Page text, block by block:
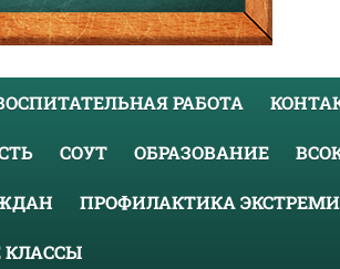
РАБОТА
СОУТ ОБРАЗОВАНИЕ
ПРОФИЛАКТИКА
КЛАССЫ